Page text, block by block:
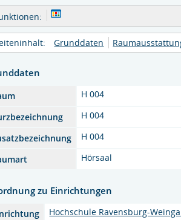
Grunddaten
H 004
H 004
H 004
Hörsaal
zu Einrichtungen
Hochschule Ravensburg-